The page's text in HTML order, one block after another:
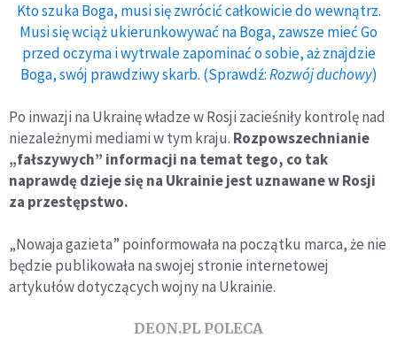
Kto szuka Boga, musi się zwrócić całkowicie do wewnątrz.
Musi się wciąż ukierunkowywać na Boga, zawsze mieć Go
przed oczyma i wytrwale zapominać o sobie, aż znajdzie
Boga, swój prawdziwy skarb. (Sprawdź:Rozwój duchowy)
Po inwazji na Ukrainę władze w Rosji zacieśniły kontrolę nad
niezależnymi mediami w tym kraju. Rozpowszechnianie
„fałszywych” informacji na temat tego, co tak
naprawdę dzieje się na Ukrainie jest uznawane w Rosji
za przestępstwo.
„Nowaja gazieta” poinformowała na początku marca, że nie
będzie publikowała na swojej stronie internetowej
artykułów dotyczących wojny na Ukrainie.
DEON.PL POLECA